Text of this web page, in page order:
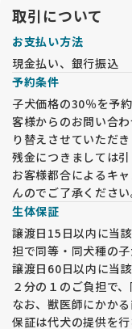
取引について
お支払い方法
現金払い、銀行振込
予約条件
子犬価格の30％を予
客様からのお問い合
り替えさせていただき
残金につきましては
お客様都合によるキ
んのでご了承ください
生体保証
譲渡日15日以内に当
担で同等・同犬種の子
譲渡日60日以内に当
２分の１のご負担で
なお、獣医師にかか
保証は代犬の提供を